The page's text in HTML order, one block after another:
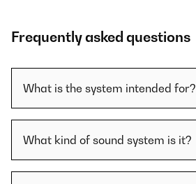
Frequently asked questions
What is the system intended for?
What kind of sound system is it?